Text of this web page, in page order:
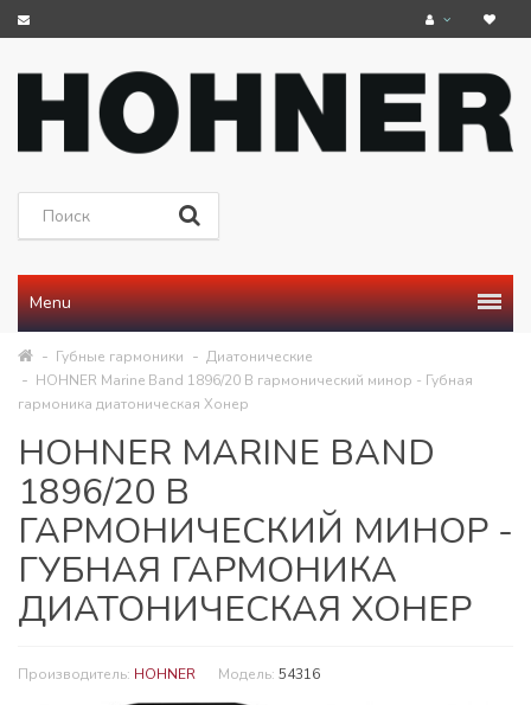
Menu
Губные гармоники
Диатонические
HOHNER Marine Band 1896/20 B гармонический минор - Губная
гармоника диатоническая Хонер
HOHNER MARINE BAND
1896/20 B
ГАРМОНИЧЕСКИЙ МИНОР -
ГУБНАЯ ГАРМОНИКА
ДИАТОНИЧЕСКАЯ ХОНЕР
Производитель: HOHNER Модель: 54316